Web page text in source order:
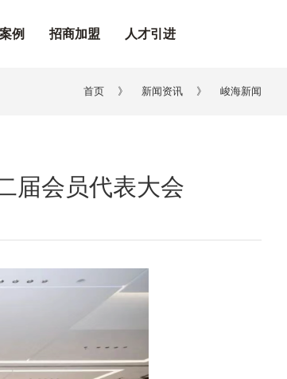
例 招商加盟 人才引进
首页 》 新闻资讯 》 峻海新闻
届会员代表大会